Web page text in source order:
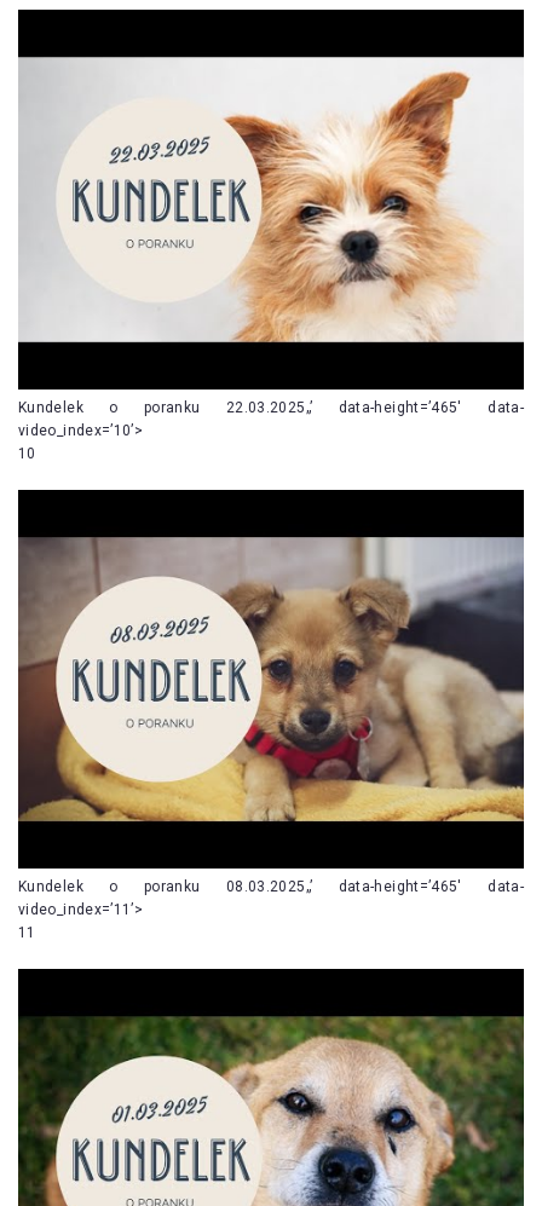
Kundelek o poranku 22.03.2025„’ data-height=’465′ data-
video_index=’10’>
10
Kundelek o poranku 08.03.2025„’ data-height=’465′ data-
video_index=’11’>
11